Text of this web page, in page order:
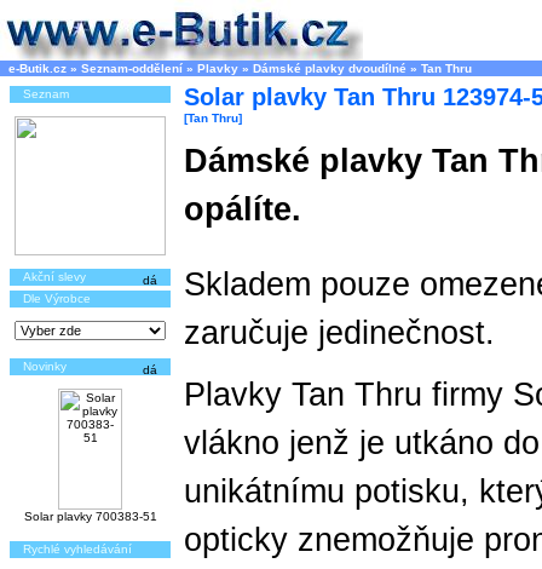
e-Butik.cz » Seznam-oddělení » Plavky » Dámské plavky dvoudílné » Tan Thru
Seznam
Akční slevy
Dle Výrobce
Novinky
Solar plavky 700383-51
Rychlé vyhledávání
Solar plavky Tan Thru 123974-
[Tan Thru]
Dámské plavky Tan
opálíte.
Skladem pouze
zaručuje jedinečnost.
Plavky Tan Thru firmy
vlákno jenž je utkáno
unikátnímu potisku,
opticky znemožňuje